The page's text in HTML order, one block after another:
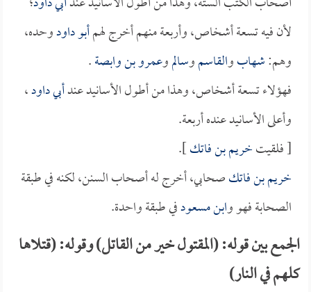
لأن فيه تسعة أشخاص، وأربعة منهم أخرج لهمأبو داودوحده،
وهم:شهابوالقاسموسالموعمرو بن وابصة.
فهؤلاء تسعة أشخاص، وهذا من أطول الأسانيد عندأبي داود،
وأعلى الأسانيد عنده أربعة.
[ فلقيتخريم بن فاتك].
خريم بن فاتكصحابي، أخرج له أصحاب السنن، لكنه في طبقة
الصحابة فهو وابن مسعودفي طبقة واحدة.
الجمع بين قوله: (المقتول خير من القاتل) وقوله: (قتلاها
كلهم في النار)